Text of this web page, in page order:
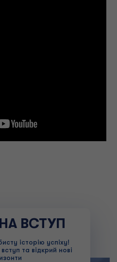
ВСТУП
історію успіху!
та відкрий нові